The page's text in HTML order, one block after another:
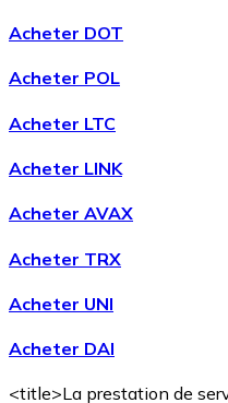
BTC
Acheter DOT
Acheter POL
Acheter LTC
Acheter LINK
Acheter AVAX
Acheter TRX
Acheter UNI
Acheter DAI
<title>La prestation de